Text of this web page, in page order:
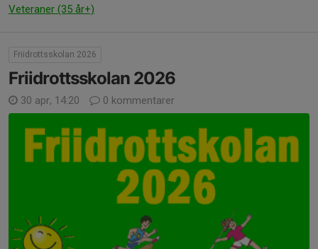
Veteraner (35 år+)
Friidrottsskolan 2026
Friidrottsskolan 2026
30 apr, 14:20 0 kommentarer